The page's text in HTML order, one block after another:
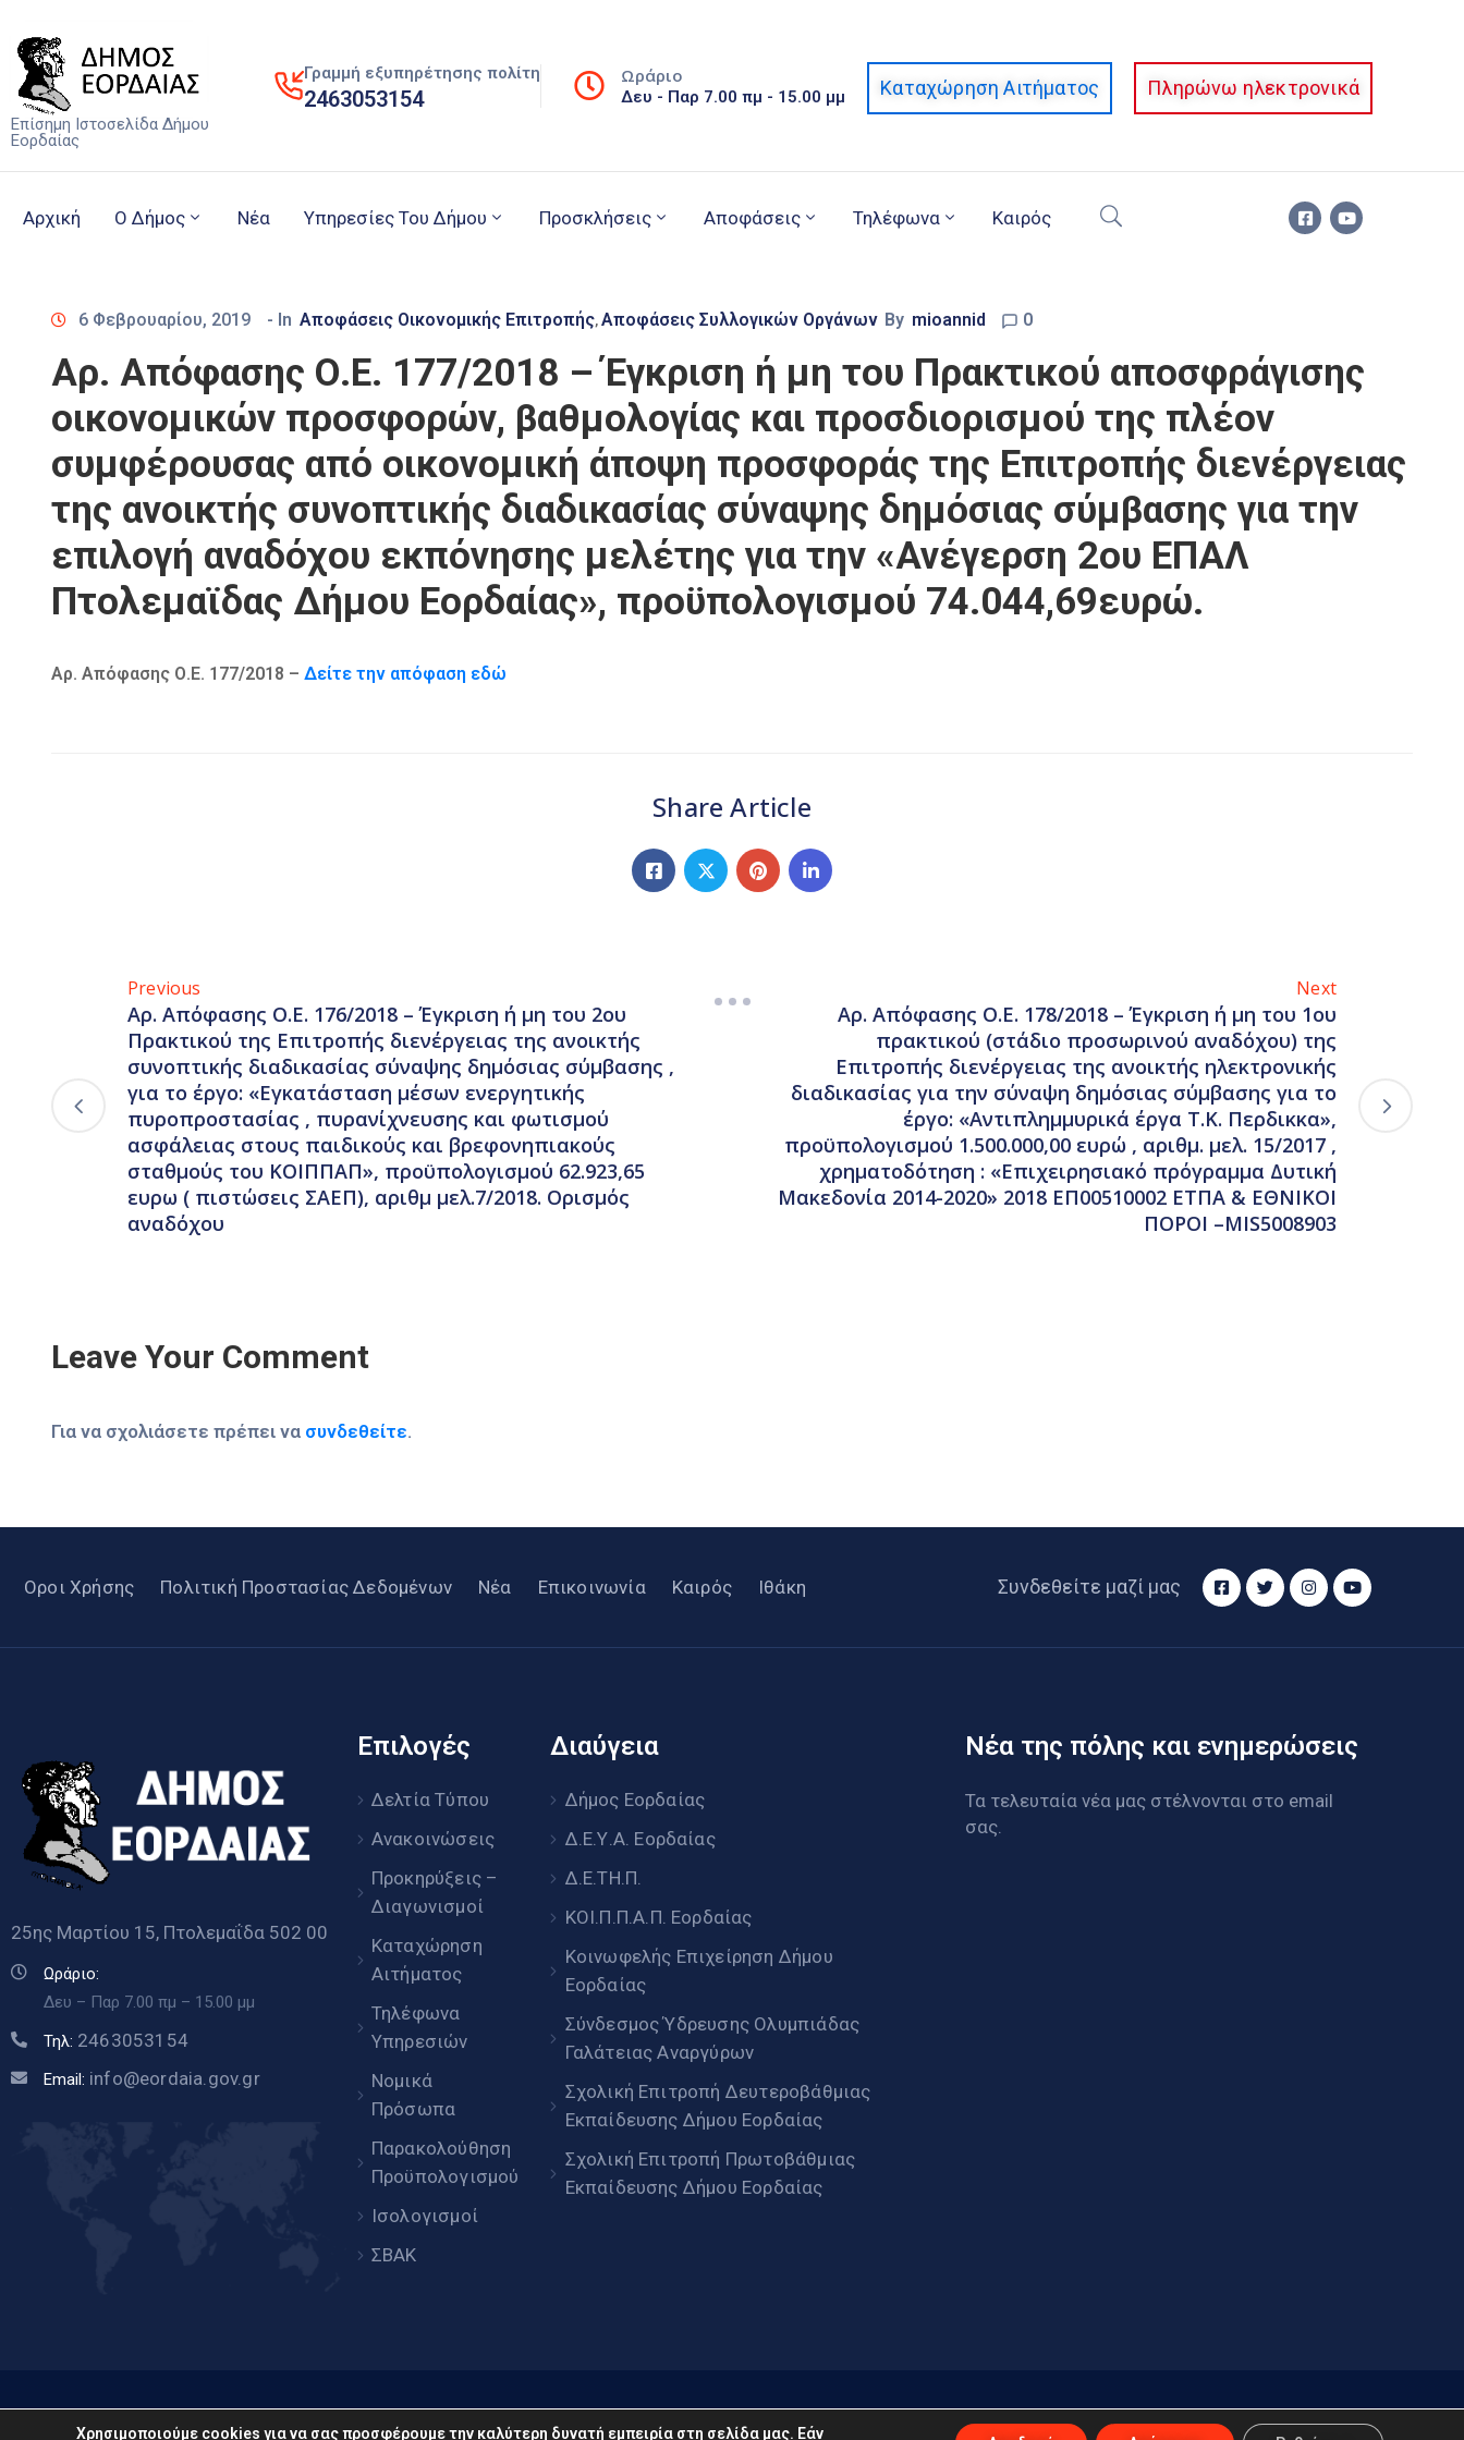
Επίσημη Ιστοσελίδα Δήμου
Εορδαίας
Γραμμή εξυπηρέτησης πολίτη
2463053154
Ωράριο
Δευ - Παρ 7.00 πμ - 15.00 μμ Καταχώρηση Αιτήματος Πληρώνω ηλεκτρονικά
Αρχική Ο Δήμος Νέα Υπηρεσίες Του Δήμου Προσκλήσεις Αποφάσεις Τηλέφωνα Καιρός
6 Φεβρουαρίου, 2019 - In Αποφάσεις Οικονομικής Επιτροπής‚Αποφάσεις Συλλογικών Οργάνων By mioannid 0
Αρ. Απόφασης Ο.Ε. 177/2018 – Έγκριση ή μη του Πρακτικού αποσφράγισης
οικονομικών προσφορών, βαθμολογίας και προσδιορισμού της πλέον
συμφέρουσας από οικονομική άποψη προσφοράς της Επιτροπής διενέργειας
της ανοικτής συνοπτικής διαδικασίας σύναψης δημόσιας σύμβασης για την
επιλογή αναδόχου εκπόνησης μελέτης για την «Ανέγερση 2ου ΕΠΑΛ
Πτολεμαϊδας Δήμου Εορδαίας», προϋπολογισμού 74.044,69ευρώ.
Αρ. Απόφασης Ο.Ε. 177/2018 – Δείτε την απόφαση εδώ
Share Article
Previous
Αρ. Απόφασης Ο.Ε. 176/2018 – Έγκριση ή μη του 2ου
Πρακτικού της Επιτροπής διενέργειας της ανοικτής
συνοπτικής διαδικασίας σύναψης δημόσιας σύμβασης ,
για το έργο: «Εγκατάσταση μέσων ενεργητικής
πυροπροστασίας , πυρανίχνευσης και φωτισμού
ασφάλειας στους παιδικούς και βρεφονηπιακούς
σταθμούς του ΚΟΙΠΠΑΠ», προϋπολογισμού 62.923,65
ευρω ( πιστώσεις ΣΑΕΠ), αριθμ μελ.7/2018. Ορισμός
αναδόχου
Next
Αρ. Απόφασης Ο.Ε. 178/2018 – Έγκριση ή μη του 1ου
πρακτικού (στάδιο προσωρινού αναδόχου) της
Επιτροπής διενέργειας της ανοικτής ηλεκτρονικής
διαδικασίας για την σύναψη δημόσιας σύμβασης για το
έργο: «Αντιπλημμυρικά έργα Τ.Κ. Περδικκα»,
προϋπολογισμού 1.500.000,00 ευρώ , αριθμ. μελ. 15/2017 ,
χρηματοδότηση : «Επιχειρησιακό πρόγραμμα Δυτική
Μακεδονία 2014-2020» 2018 ΕΠ00510002 ΕΤΠΑ & ΕΘΝΙΚΟΙ
ΠΟΡΟΙ –MIS5008903
Leave Your Comment
Για να σχολιάσετε πρέπει να συνδεθείτε.
Οροι Χρήσης Πολιτική Προστασίας Δεδομένων Νέα Επικοινωνία Καιρός Ιθάκη Συνδεθείτε μαζί μας
25ης Μαρτίου 15, Πτολεμαΐδα 502 00
Ωράριο:
Δευ – Παρ 7.00 πμ – 15.00 μμ
Τηλ: 2463053154
Email: info@eordaia.gov.gr
Επιλογές
Δελτία Τύπου
Ανακοινώσεις
Προκηρύξεις –
Διαγωνισμοί
Καταχώρηση
Αιτήματος
Τηλέφωνα
Υπηρεσιών
Νομικά
Πρόσωπα
Παρακολούθηση
Προϋπολογισμού
Ισολογισμοί
ΣΒΑΚ
Διαύγεια
Δήμος Εορδαίας
Δ.Ε.Υ.Α. Εορδαίας
Δ.Ε.ΤΗ.Π.
ΚΟΙ.Π.Π.Α.Π. Εορδαίας
Κοινωφελής Επιχείρηση Δήμου
Εορδαίας
Σύνδεσμος Ύδρευσης Ολυμπιάδας
Γαλάτειας Αναργύρων
Σχολική Επιτροπή Δευτεροβάθμιας
Εκπαίδευσης Δήμου Εορδαίας
Σχολική Επιτροπή Πρωτοβάθμιας
Εκπαίδευσης Δήμου Εορδαίας
Νέα της πόλης και ενημερώσεις
Τα τελευταία νέα μας στέλνονται στο email
σας.
www.eordaia.gov.gr © 2022. Με επιφύλαξη παντός δικαιώματος
Χρησιμοποιούμε cookies για να σας προσφέρουμε την καλύτερη δυνατή εμπειρία στη σελίδα μας. Εάν